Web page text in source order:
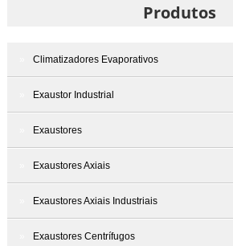
Produtos
Climatizadores Evaporativos
Exaustor Industrial
Exaustores
Exaustores Axiais
Exaustores Axiais Industriais
Exaustores Centrífugos